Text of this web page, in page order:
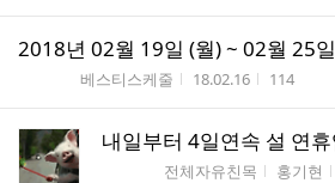
2018년 02월 19일 (월) ~ 02월 25
베스티스케줄 작성시간
18.02.16 조회수
114
내일부터 4일연속 설 연
전체자유친목 작성자
홍기현